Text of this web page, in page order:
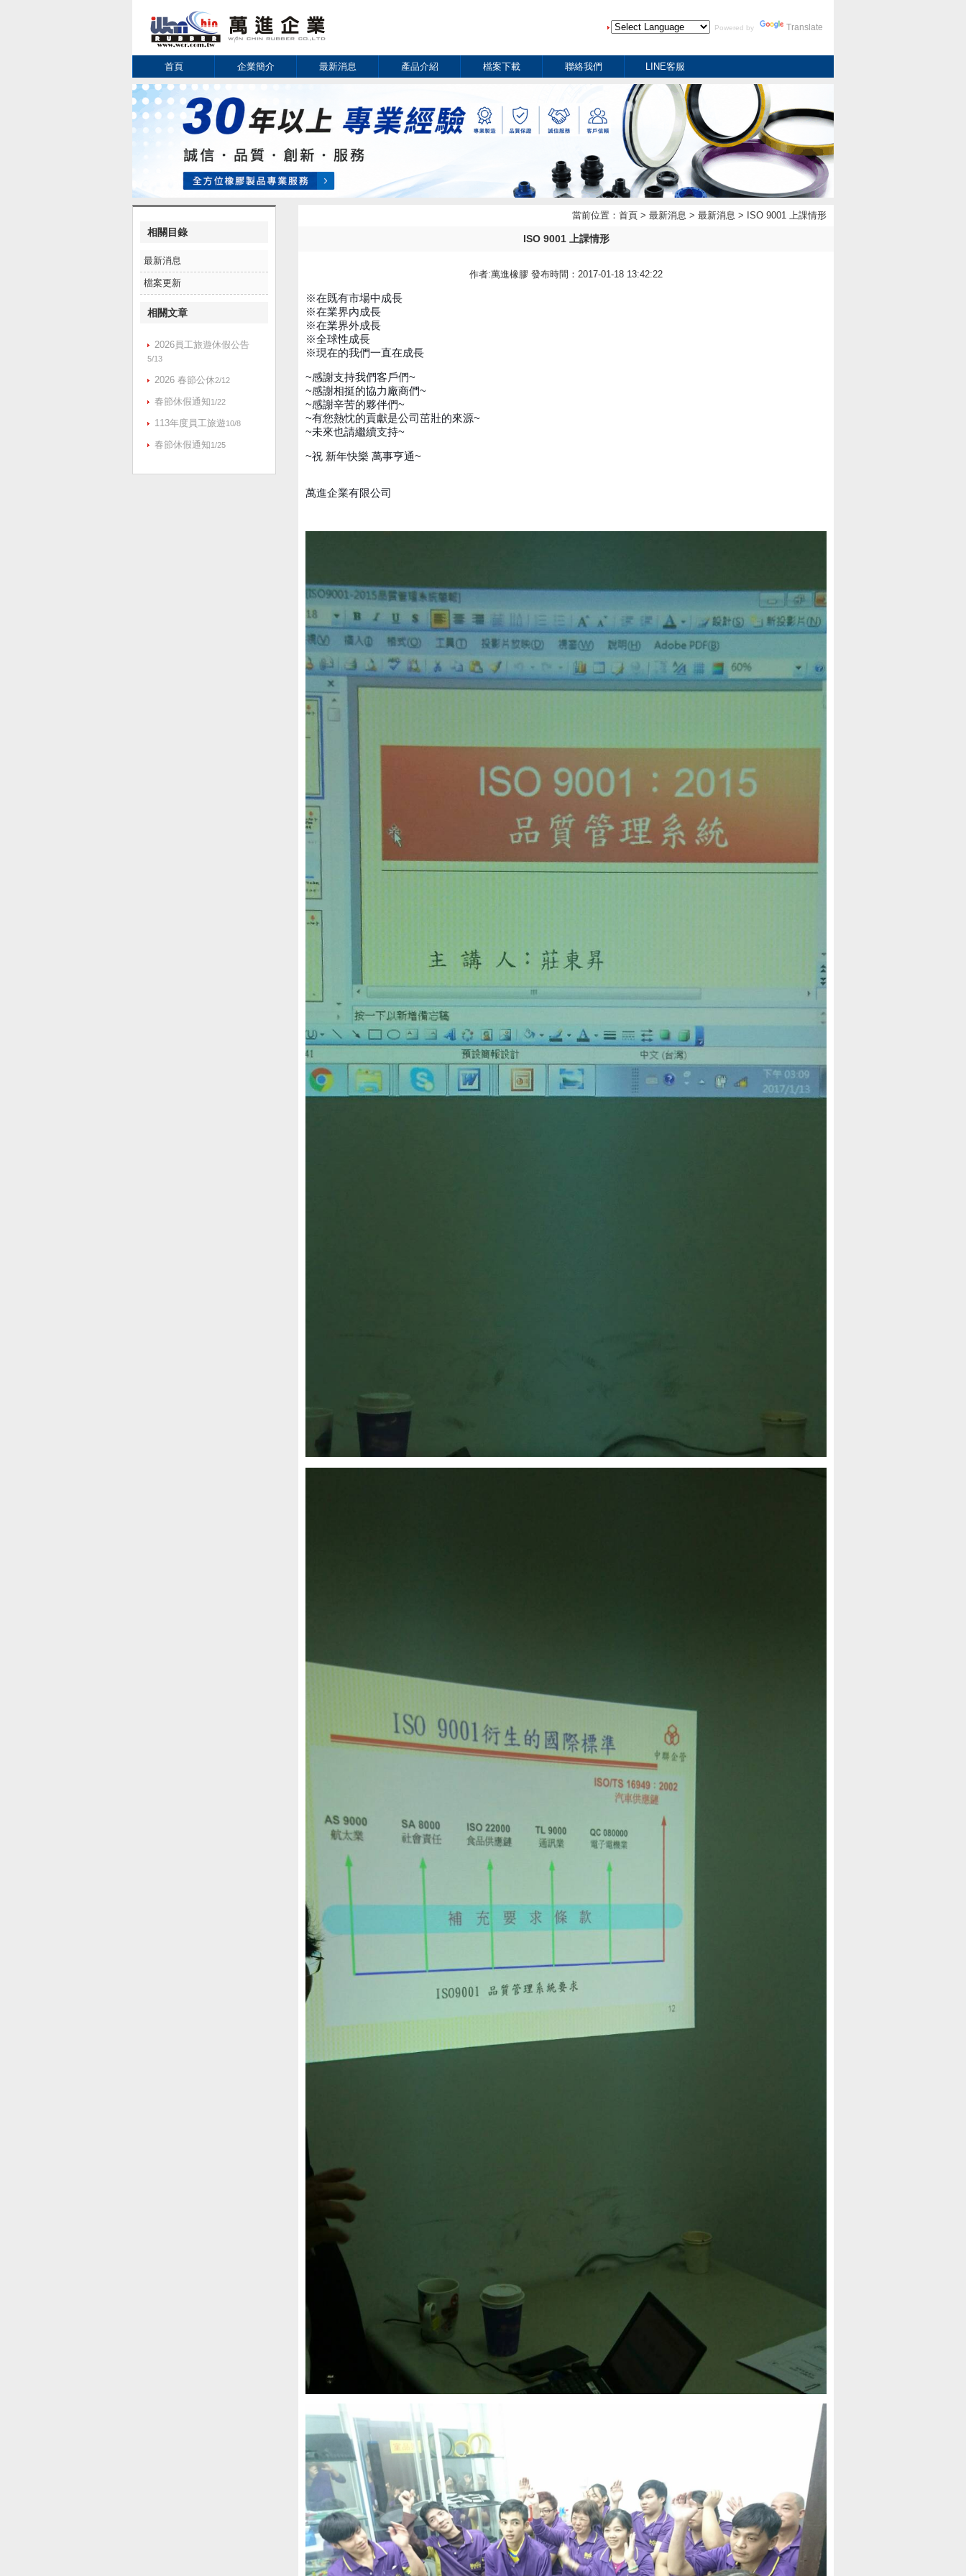
Powered by Translate
首頁 企業簡介 最新消息 產品介紹 檔案下載 聯絡我們 LINE客服
當前位置： 首頁 > 最新消息 > 最新消息 > ISO 9001 上課情形
ISO 9001 上課情形
作者:萬進橡膠 發布時間：2017-01-18 13:42:22
※在既有市場中成長
※在業界內成長
※在業界外成長
※全球性成長
※現在的我們一直在成長
~感謝支持我們客戶們~
~感謝相挺的協力廠商們~
~感謝辛苦的夥伴們~
~有您熱忱的貢獻是公司茁壯的來源~
~未來也請繼續支持~
~祝 新年快樂 萬事亨通~
萬進企業有限公司
相關目錄
最新消息
檔案更新
相關文章
2026員工旅遊休假公告
5/13
2026 春節公休2/12
春節休假通知1/22
113年度員工旅遊10/8
春節休假通知1/25